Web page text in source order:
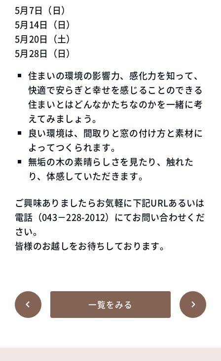
5月7日（日）
5月14日（日）
5月20日（土）
5月28日（日）
住まいの環境の影響力、感化力を知って、
快適で安らぎと幸せを感じることのできる
住まいとはどんなかたちなのかを一緒に考
えてみましょう。
良い環境は、間取りと窓の付け方と素材に
よってつくられます。
無垢の木の素晴らしさを見たり、触れた
り、体感していただきます。
ご興味ありましたらお気軽に下記URLあるいは
電話（043－228-2012）にてお問い合わせくだ
さい。
皆様のお越しをお待ちしております。
一覧をみる